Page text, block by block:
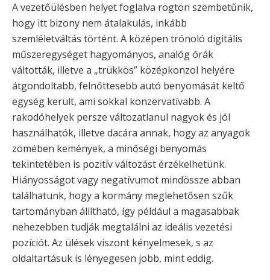
A vezetőülésben helyet foglalva rögtön szembetűnik,
hogy itt bizony nem átalakulás, inkább
szemléletváltás történt. A középen trónoló digitális
műszeregységet hagyományos, analóg órák
váltották, illetve a „trükkös” középkonzol helyére
átgondoltabb, felnőttesebb autó benyomását keltő
egység került, ami sokkal konzervatívabb. A
rakodóhelyek persze változatlanul nagyok és jól
használhatók, illetve dacára annak, hogy az anyagok
zömében kemények, a minőségi benyomás
tekintetében is pozitív változást érzékelhetünk.
Hiányosságot vagy negatívumot mindössze abban
találhatunk, hogy a kormány meglehetősen szűk
tartományban állítható, így például a magasabbak
nehezebben tudják megtalálni az ideális vezetési
pozíciót. Az ülések viszont kényelmesek, s az
oldaltartásuk is lényegesen jobb, mint eddig.